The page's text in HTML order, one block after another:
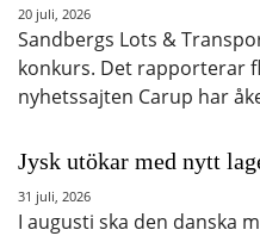
20 juli, 2026
Sandbergs Lots &
konkurs. Det rapporterar
nyhetssajten Carup har
Jysk utökar med nytt
31 juli, 2026
I augusti ska den danska